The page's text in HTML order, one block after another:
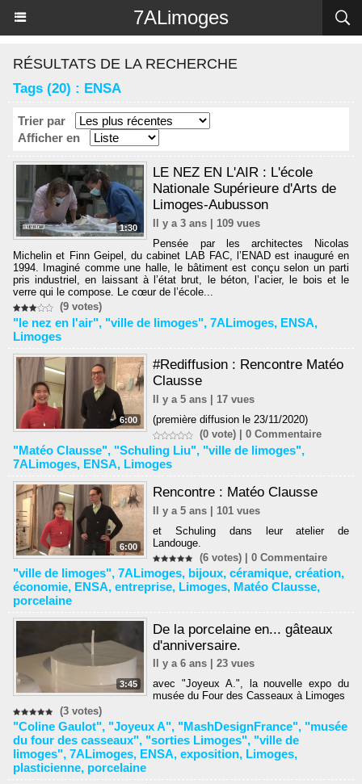
7ALimoges
RÉSULTATS DE LA RECHERCHE
Tags (20) : ENSA
Trier par
Afficher en
1:30
LE NEZ EN L'AIR : L'école
Nationale Supérieure d'Arts de
Limoges-Aubusson
Il y a 3 ans | 109 vues
Pensée par les architectes Nicolas
Michelin et Finn Geipel, du cabinet LAB FAC, l’ENAD est inauguré en
1994. Imaginé comme une halle, le bâtiment est conçu selon un parti
pris industriel, en laissant à l’état brut, le béton, l’acier, le bois et le
verre qui le compose. Le cœur de l’école...
(9 votes)
"le nez en l'air", "ville de limoges", 7ALimoges, ENSA,
Limoges
6:00
#Rediffusion : Rencontre Matéo
Clausse
Il y a 5 ans | 17 vues
(première diffusion le 23/11/2020)
(0 vote) |0 Commentaire
"Matéo Clausse", "Schuling Liu", "ville de limoges",
7ALimoges, ENSA, Limoges
6:00
Rencontre : Matéo Clausse
Il y a 5 ans | 101 vues
et Schuling dans leur atelier de
Landouge.
(6 votes) |0 Commentaire
"ville de limoges", 7ALimoges, bijoux, céramique, création,
économie, ENSA, entreprise, Limoges, Matéo Clausse,
porcelaine
3:45
De la porcelaine en... gâteaux
d'anniversaire.
Il y a 6 ans | 23 vues
avec "Joyeux A.", la nouvelle expo du
musée du Four des Casseaux à Limoges
(3 votes)
"Coline Gaulot", "Joyeux A", "MashDesignFrance", "musée
du four des casseaux", "sorties Limoges", "ville de
limoges", 7ALimoges, ENSA, exposition, Limoges,
plasticienne, porcelaine